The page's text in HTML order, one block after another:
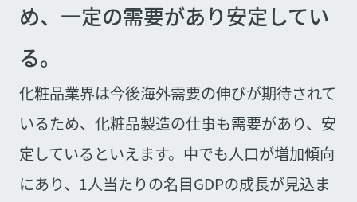
め、一定の需要があり安定してい
る。
化粧品業界は今後海外需要の伸びが期待されて
いるため、化粧品製造の仕事も需要があり、安
定しているといえます。中でも人口が増加傾向
にあり、1人当たりの名目GDPの成長が見込ま